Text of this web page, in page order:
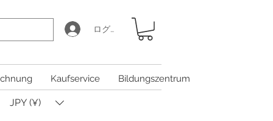
ログイン
Kaufservice Bildungszentrum
JPY (¥)